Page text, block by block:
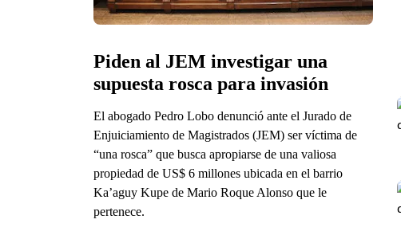
Piden al JEM investigar una
supuesta rosca para invasión
El abogado Pedro Lobo denunció ante el Jurado de
Enjuiciamiento de Magistrados (JEM) ser víctima de
“una rosca” que busca apropiarse de una valiosa
propiedad de US$ 6 millones ubicada en el barrio
Ka’aguy Kupe de Mario Roque Alonso que le
pertenece.